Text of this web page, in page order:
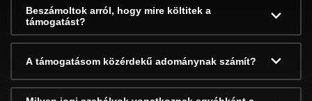
Beszámoltok arról, hogy mire költitek a
támogatást?
A támogatásom közérdekű adománynak számít?